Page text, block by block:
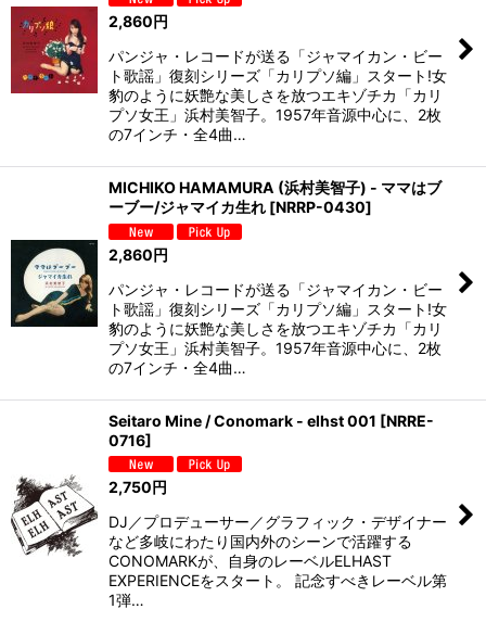
2,860円
パンジャ・レコードが送る「ジャマイカン・ビー
ト歌謡」復刻シリーズ「カリプソ編」スタート!女
豹のように妖艶な美しさを放つエキゾチカ「カリ
プソ女王」浜村美智子。1957年音源中心に、2枚
の7インチ・全4曲…
MICHIKO HAMAMURA (浜村美智子) - ママはブ
ーブー/ジャマイカ生れ [NRRP-0430]
2,860円
パンジャ・レコードが送る「ジャマイカン・ビー
ト歌謡」復刻シリーズ「カリプソ編」スタート!女
豹のように妖艶な美しさを放つエキゾチカ「カリ
プソ女王」浜村美智子。1957年音源中心に、2枚
の7インチ・全4曲…
Seitaro Mine / Conomark - elhst 001 [NRRE-
0716]
2,750円
DJ／プロデューサー／グラフィック・デザイナー
など多岐にわたり国内外のシーンで活躍する
CONOMARKが、自身のレーベルELHAST
EXPERIENCEをスタート。 記念すべきレーベル第
1弾…